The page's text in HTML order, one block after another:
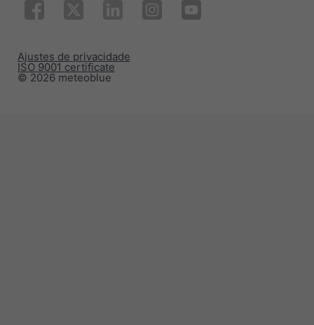
© 2026 meteoblue
ISO 9001 certificate
Ajustes de privacidade